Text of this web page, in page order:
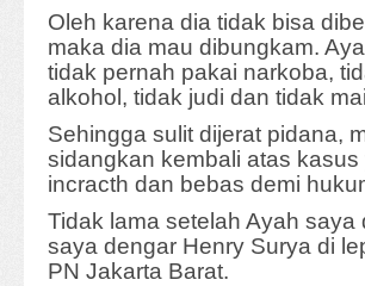
Oleh karena dia tidak bisa
maka dia mau dibungkam.
tidak pernah pakai narkoba,
alkohol, tidak judi dan tidak
Sehingga sulit dijerat pidana,
sidangkan kembali atas kasus
incracth dan bebas demi
Tidak lama setelah Ayah saya
saya dengar Henry Surya di
PN Jakarta Barat.